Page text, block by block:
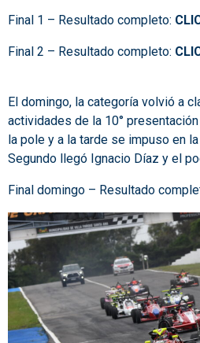
Final 1 – Resultado completo:
Final 2 – Resultado completo:
El domingo, la categoría volvió a
actividades de la 10°
la pole y a la tarde se impuso en
Segundo llegó Ignacio Díaz y el
Final domingo – Resultado